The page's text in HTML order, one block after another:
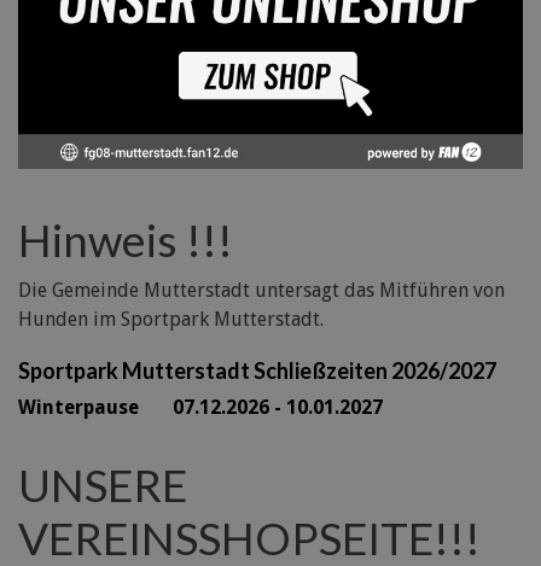
Hinweis !!!
Die Gemeinde Mutterstadt untersagt das Mitführen von
Hunden im Sportpark Mutterstadt.
Sportpark Mutterstadt Schließzeiten 2026/2027
Winterpause 07.12.2026 - 10.01.2027
UNSERE
VEREINSSHOPSEITE!!!